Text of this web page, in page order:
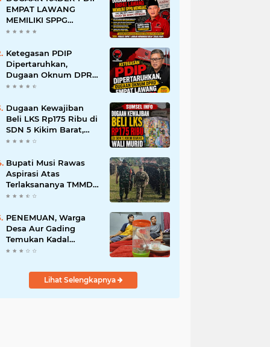
EMPAT LAWANG
MEMILIKI SPPG
MENGUAT, DPD dan
DIDUGA TAK MAMPU
BERTINDAK
Ketegasan PDIP
Dipertaruhkan,
Dugaan Oknum DPRD
Empat Lawang
Sorotan
Dugaan Kewajiban
Beli LKS Rp175 Ribu di
SDN 5 Kikim Barat,
Wali Murid Mengeluh
Ekonomi
Bupati Musi Rawas
Aspirasi Atas
Terlaksananya TMMD
Ke-125 Tahun 2025
PENEMUAN, Warga
Desa Aur Gading
Temukan Kadal
Berekor Dua
Lihat Selengkapnya